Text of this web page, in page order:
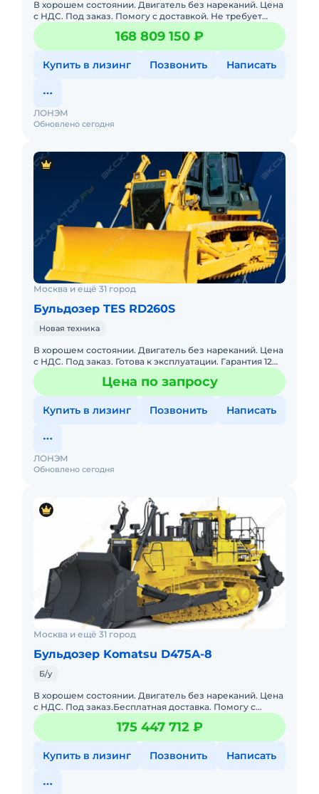
В хорошем состоянии. Двигатель без нареканий. Цена
с НДС. Под заказ. Помогу с доставкой. Не требует
вложений. Возможна продажа в лизинг. Готова к
эксплуатации.
168 809 150 ₽
Купить в лизинг Позвонить Написать
Обновлено сегодня
ЛОНЭМ
Москва и ещё 31 город
Бульдозер TES RD260S
Новая техника
В хорошем состоянии. Двигатель без нареканий. Цена
с НДС. Под заказ. Готова к эксплуатации. Гарантия 12
месяцев. Заводская гарантия. Полная документация.
Сервис
Цена по запросу
Купить в лизинг Позвонить Написать
Обновлено сегодня
ЛОНЭМ
Москва и ещё 31 город
Бульдозер Komatsu D475A-8
Б/у
В хорошем состоянии. Двигатель без нареканий. Цена
с НДС. Под заказ.Бесплатная доставка. Помогу с
доставкой. Обслуживалась у оф. дилера. Готова к
эксплуатации.
175 447 712 ₽
Купить в лизинг Позвонить Написать